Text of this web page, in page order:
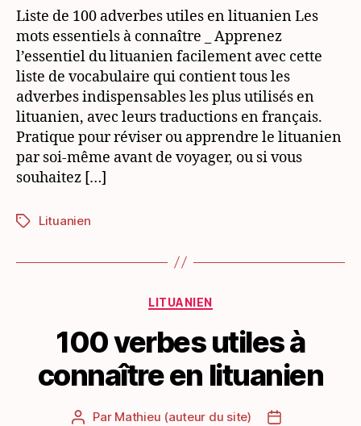
utiles
connaître
en
lituanien
Liste de 100 adverbes utiles en lituanien Les
mots essentiels à connaître _ Apprenez
l’essentiel du lituanien facilement avec cette
liste de vocabulaire qui contient tous les
adverbes indispensables les plus utilisés en
lituanien, avec leurs traductions en français.
Pratique pour réviser ou apprendre le lituanien
par soi-même avant de voyager, ou si vous
souhaitez […]
Étiquettes
Lituanien
Catégories
LITUANIEN
100 verbes utiles à
connaître en lituanien
Auteur
Par Mathieu (auteur du site)
Date